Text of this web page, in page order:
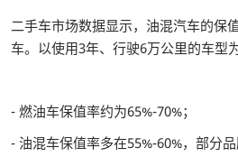
二手车市场数据显示，油混汽车的保
车。以使用3年、行驶6万公里的车型为
- 燃油车保值率约为65%-70%；
- 油混车保值率多在55%-60%，部分品